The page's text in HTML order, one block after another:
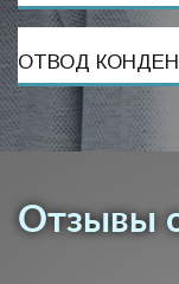
ОТВОД
Отзывы